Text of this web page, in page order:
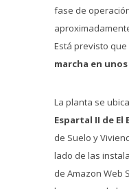
fase de
Está previsto
marcha en
La planta se
Espartal II de El
de Suelo y
lado de las
de Amazon Web